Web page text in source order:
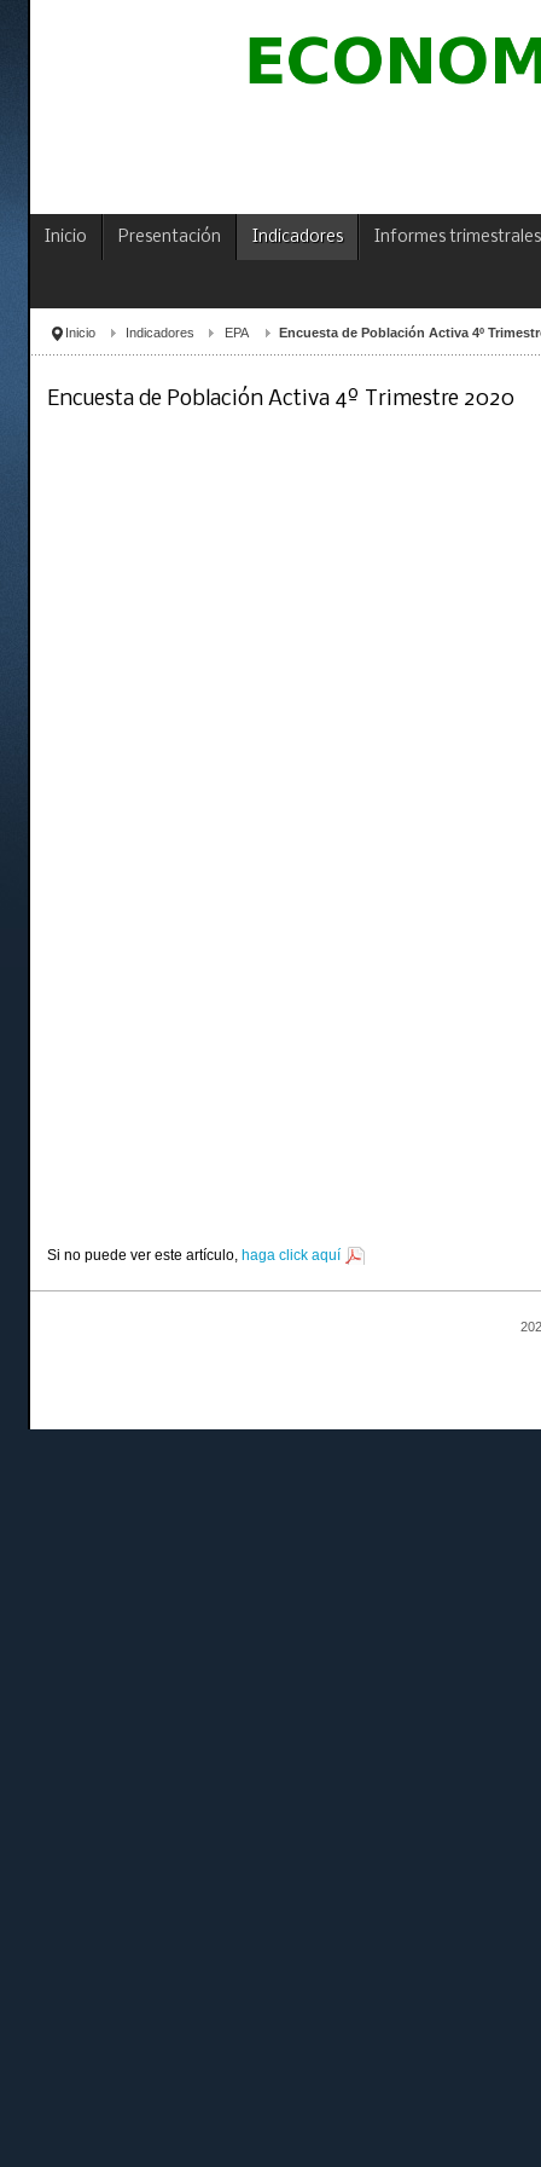
Inicio Presentación Indicadores Informes trimestrales
Inicio Indicadores EPA Encuesta de Población Activa 4º
Encuesta de Población Activa 4º Trimestre 2020
Si no puede ver este artículo, haga click aquí